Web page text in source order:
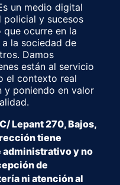
un medio digital
policial y sucesos
que ocurre en la
la sociedad de
Damos
están al servicio
el contexto real
y poniendo en valor
Lepant 270, Bajos,
tiene
y no
de
ni atención al